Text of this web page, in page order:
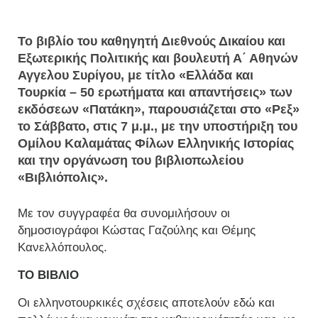
Το βιβλίο του καθηγητή Διεθνούς Δικαίου και
Εξωτερικής Πολιτικής και βουλευτή Α΄ Αθηνών
Αγγελου Συρίγου, με τίτλο «Ελλάδα και
Τουρκία – 50 ερωτήματα και απαντήσεις» των
εκδόσεων «Πατάκη», παρουσιάζεται στο «Ρεξ»
το Σάββατο, στις 7 μ.μ., με την υποστήριξη του
Ομίλου Καλαμάτας Φίλων Ελληνικής Ιστορίας
και την οργάνωση του βιβλιοπωλείου
«Βιβλιόπολις».
Με τον συγγραφέα θα συνομιλήσουν οι
δημοσιογράφοι Κώστας Γαζούλης και Θέμης
Κανελλόπουλος.
ΤΟ ΒΙΒΛΙΟ
Οι ελληνοτουρκικές σχέσεις αποτελούν εδώ και